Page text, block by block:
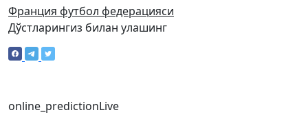
Франция футбол федерацияси
Дўстларингиз билан улашинг
online_predictionLive